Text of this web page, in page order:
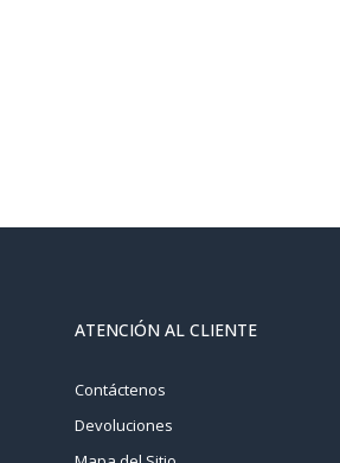
ATENCIÓN AL CLIENTE
Contáctenos
Devoluciones